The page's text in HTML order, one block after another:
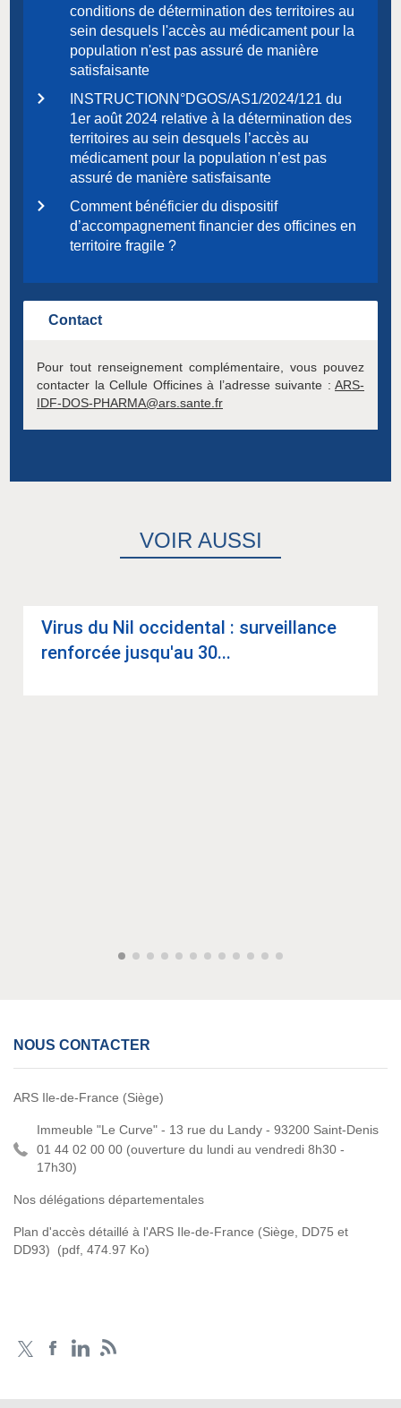
conditions de détermination des territoires au
sein desquels l'accès au médicament pour la
population n'est pas assuré de manière
satisfaisante
INSTRUCTIONN°DGOS/AS1/2024/121 du
1er août 2024 relative à la détermination des
territoires au sein desquels l’accès au
médicament pour la population n’est pas
assuré de manière satisfaisante
Comment bénéficier du dispositif
d’accompagnement financier des officines en
territoire fragile ?
Contact
Pour tout renseignement complémentaire, vous pouvez
contacter la Cellule Officines à l’adresse suivante : ARS-
IDF-DOS-PHARMA@ars.sante.fr
VOIR AUSSI
Virus du Nil occi­den­tal : sur­veillance
ren­for­cée jus­qu'au 30...
NOUS CONTACTER
ARS Ile-de-France (Siège)
Immeuble "Le Curve" - 13 rue du Landy - 93200 Saint-Denis
01 44 02 00 00 (ouverture du lundi au vendredi 8h30 -
17h30)
Nos délégations départementales
Plan d'accès détaillé à l'ARS Ile-de-France (Siège, DD75 et
DD93)
(pdf, 474.97 Ko)